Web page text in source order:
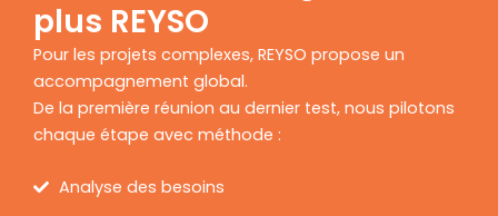
plus REYSO
Pour les projets complexes, REYSO propose un
accompagnement global.
De la première réunion au dernier test, nous pilotons
chaque étape avec méthode :
Analyse des besoins